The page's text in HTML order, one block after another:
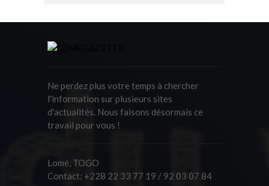
Ne perdez plus votre temps à chercher
l'information sur plusieurs sites
d'actualités. Nous faisons désormais ce
travail pour vous !
Lomé, TOGO
Contact: +228 22 33 77 19 / 92 03 07 84